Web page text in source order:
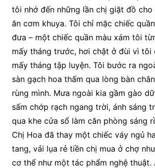
tôi nhớ đến những lần chị giặt đồ
ăn cơm khuya. Tôi chỉ mặc chiếc
đưa – một chiếc quần màu xám tôi
mấy tháng trước, hơi chật ở đùi vì tôi
mấy tháng tập luyện. Tôi bước ra
sàn gạch hoa thấm qua lòng bàn
rùng mình. Mưa ngoài kia gầm gào
sấm chớp rạch ngang trời, ánh sáng
qua khe cửa sổ làm căn phòng sáng
Chị Hoa đã thay một chiếc váy ngủ
tang, vải lụa rẻ tiền chị mua ở chợ
cơ thể như một tác phẩm nghệ thuật.